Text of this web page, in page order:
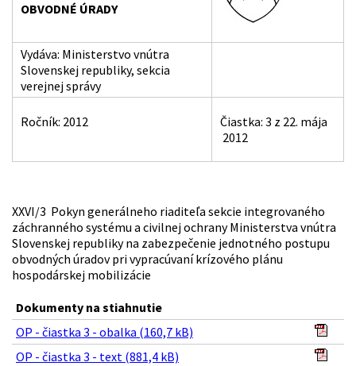
OBVODNÉ ÚRADY
Vydáva: Ministerstvo vnútra
Slovenskej republiky, sekcia
verejnej správy
Ročník: 2012
Čiastka: 3 z 22. mája
2012
XXVI/3 Pokyn generálneho riaditeľa sekcie integrovaného
záchranného systému a civilnej ochrany Ministerstva vnútra
Slovenskej republiky na zabezpečenie jednotného postupu
obvodných úradov pri vypracúvaní krízového plánu
hospodárskej mobilizácie
Dokumenty na stiahnutie
OP - čiastka 3 - obalka (160,7 kB)
OP - čiastka 3 - text (881,4 kB)